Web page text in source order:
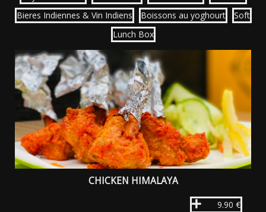
Bieres Indiennes & Vin Indiens
Boissons au yoghourt
Soft
Lunch Box
CHICKEN HIMALAYA
9.90 €